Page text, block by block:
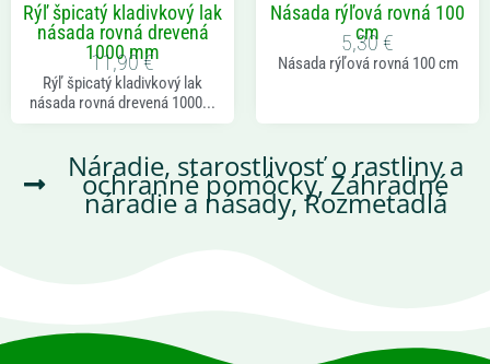
Rýľ špicatý kladivkový lak
násada rovná drevená
1000 mm
11,90€
Rýľ špicatý kladivkový lak
násada rovná drevená 1000...
Násada rýľová rovná 100
cm
5,30€
Násada rýľová rovná 100 cm
Náradie, starostlivosť o rastliny a
ochranné pomôcky, Záhradné
náradie a násady,Rozmetadlá